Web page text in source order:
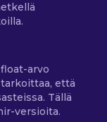
arvo
että
Tällä
versioita.